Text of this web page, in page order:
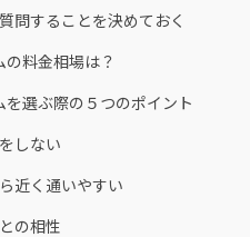
問することを決めておく
料金相場は？
を選ぶ際の５つのポイント
しない
近く通いやすい
の相性